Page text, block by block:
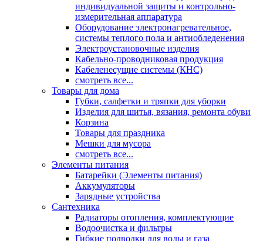
индивидуальной защиты и контрольно-
измерительная аппаратура
Оборудование электронагревательное,
системы теплого пола и антиобледенения
Электроустановочные изделия
Кабельно-проводниковая продукция
Кабеленесущие системы (КНС)
смотреть все...
Товары для дома
Губки, салфетки и тряпки для уборки
Изделия для шитья, вязания, ремонта обуви
Корзина
Товары для праздника
Мешки для мусора
смотреть все...
Элементы питания
Батарейки (Элементы питания)
Аккумуляторы
Зарядные устройства
Сантехника
Радиаторы отопления, комплектующие
Водоочистка и фильтры
Гибкие подводки для воды и газа